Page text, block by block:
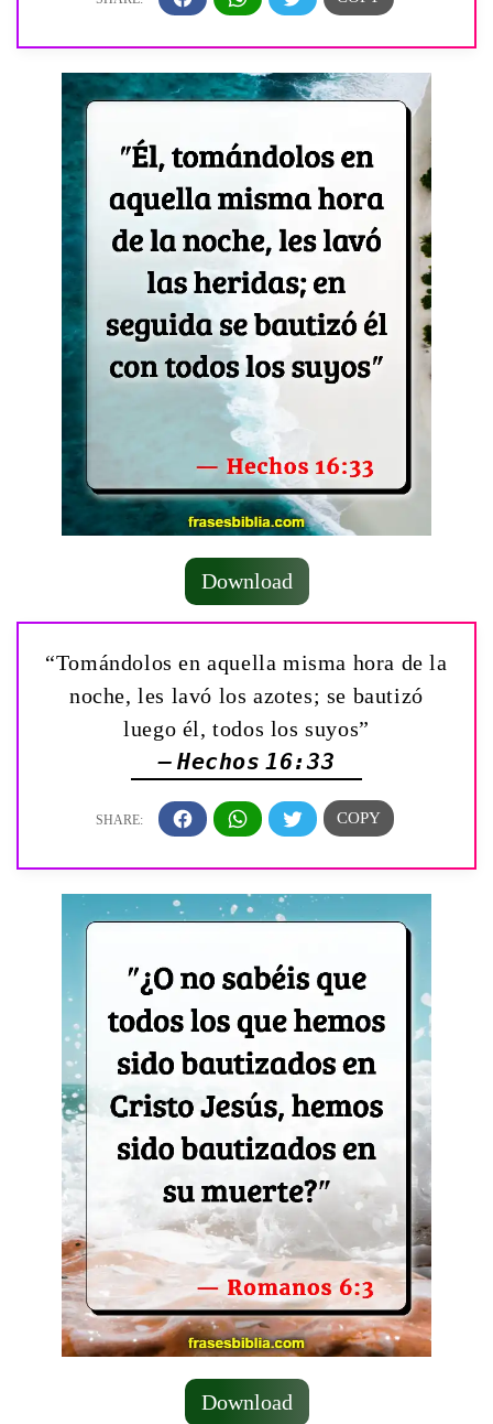
Download
“Tomándolos en aquella misma hora de la
noche, les lavó los azotes; se bautizó
luego él, todos los suyos”
— Hechos 16:33
Download